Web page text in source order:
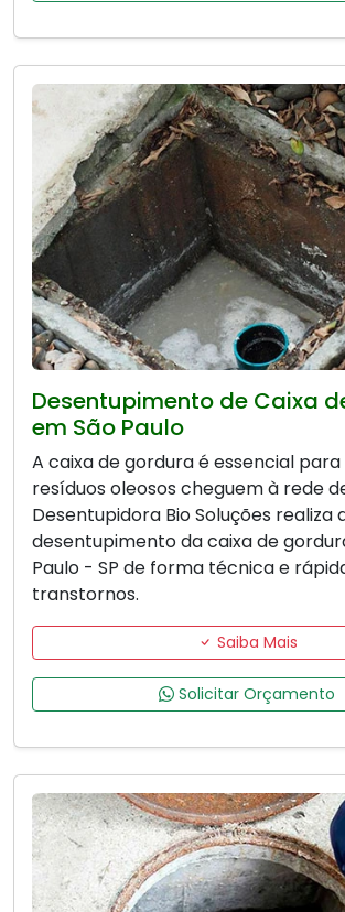
Desentupimento de Caixa
em São Paulo
A caixa de gordura é essencial
resíduos oleosos cheguem à rede
Desentupidora Bio Soluções realiza
desentupimento da caixa de
Paulo - SP de forma técnica e
transtornos.
Saiba Mais
Solicitar Orçamento